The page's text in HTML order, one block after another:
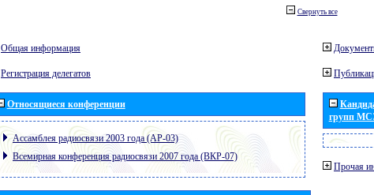
Свернуть все
Общая информация
Регистрация делегатов
Относящиеся конференции
Ассамблея радиосвязи 2003 года (АР-03)
Всемирная конференция радиосвязи 2007 года (ВКР-07)
групп
Прочая